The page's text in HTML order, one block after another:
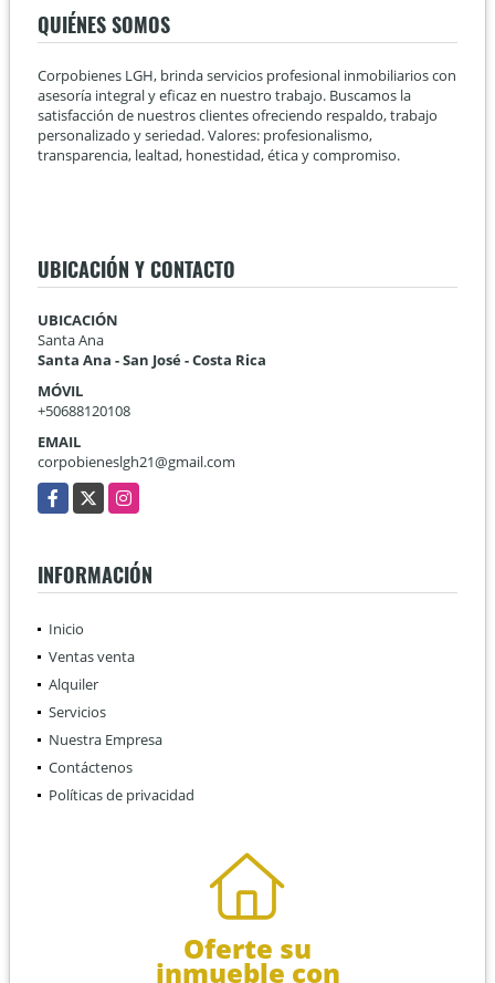
QUIÉNES SOMOS
Corpobienes LGH, brinda servicios profesional inmobiliarios con
asesoría integral y eficaz en nuestro trabajo. Buscamos la
satisfacción de nuestros clientes ofreciendo respaldo, trabajo
personalizado y seriedad. Valores: profesionalismo,
transparencia, lealtad, honestidad, ética y compromiso.
UBICACIÓN Y CONTACTO
UBICACIÓN
Santa Ana
Santa Ana - San José - Costa Rica
MÓVIL
+50688120108
EMAIL
corpobieneslgh21@gmail.com
Facebook
X Instagram
INFORMACIÓN
Inicio
Ventas venta
Alquiler
Servicios
Nuestra Empresa
Contáctenos
Políticas de privacidad
Oferte su
inmueble con